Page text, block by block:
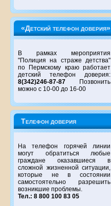
«Детский телефон доверия»
В рамках мероприятия
"Полиция на страже детства"
по Пермскому краю работает
детский телефон доверия:
8(342)246-87-87 Позвонить
можно с 10-00 до 16-00
Телефон доверия
На телефон горячей линии
могут обратиться любые
граждане оказавшиеся в
сложной жизненной ситуации,
которые не в состоянии
самостоятельно разрешить
возникшие проблемы.
Тел.: 8 800 100 83 05